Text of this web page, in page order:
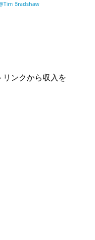
Bradshaw
ンクから収入を